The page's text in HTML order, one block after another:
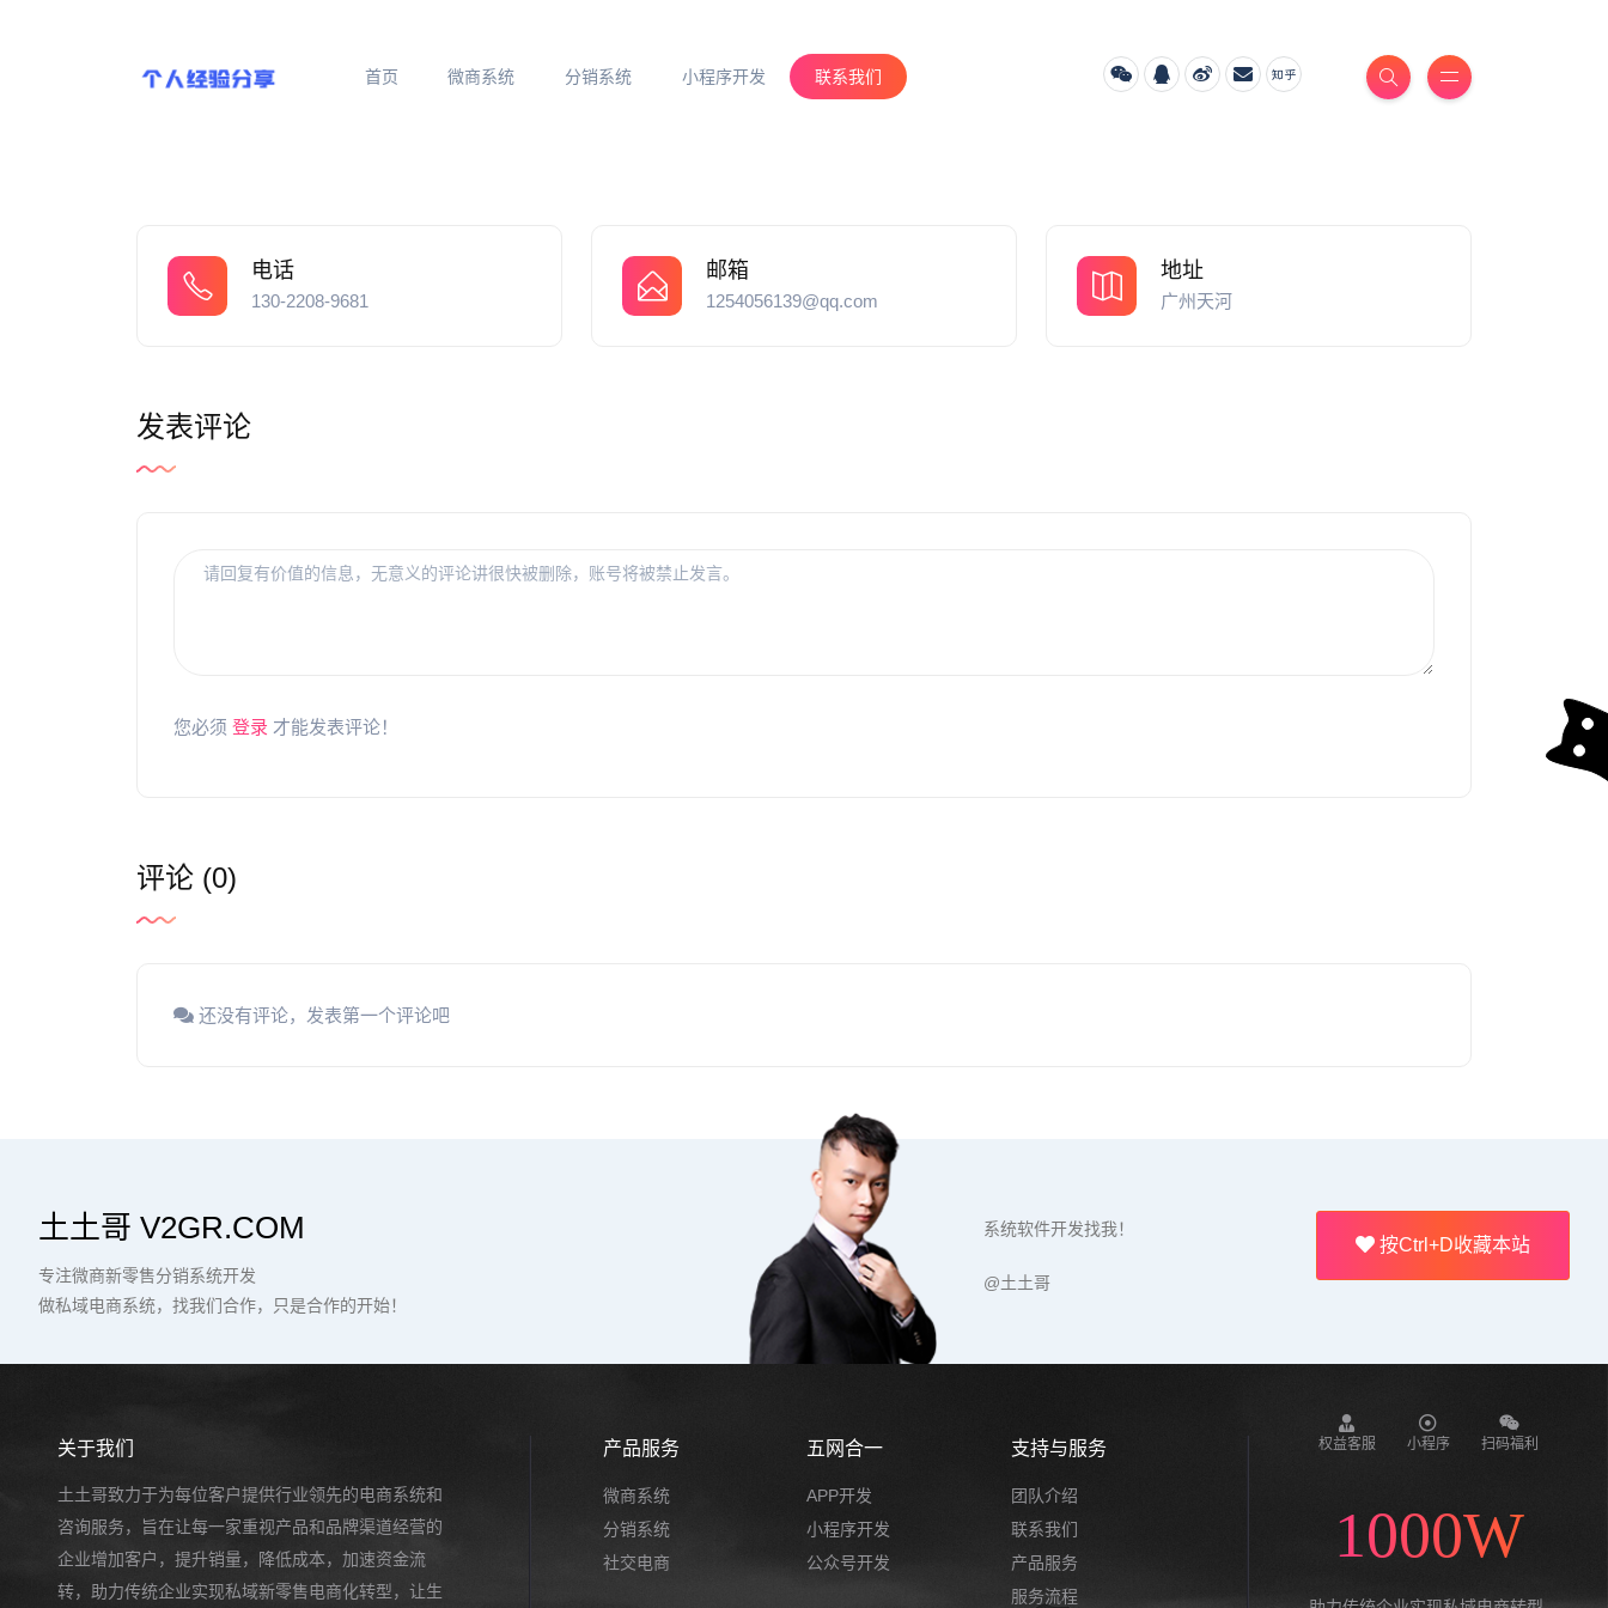
首页 微商系统 分销系统 小程序开发 联系我们
电话
130-2208-9681
邮箱
1254056139@qq.com
地址
广州天河
发表评论
您必须 登录 才能发表评论！
评论 (0)
还没有评论，发表第一个评论吧
土土哥 V2GR.COM
专注微商新零售分销系统开发
做私域电商系统，找我们合作，只是合作的开始！
按Ctrl+D收藏本站
系统软件开发找我！
@土土哥
关于我们
土土哥致力于为每位客户提供行业领先的电商系统和
咨询服务，旨在让每一家重视产品和品牌渠道经营的
企业增加客户，提升销量，降低成本，加速资金流
转，助力传统企业实现私域新零售电商化转型，让生
产品服务
微商系统
分销系统
社交电商
五网合一
APP开发
小程序开发
公众号开发
支持与服务
团队介绍
联系我们
产品服务
服务流程
权益客服 小程序 扫码福利
1000W